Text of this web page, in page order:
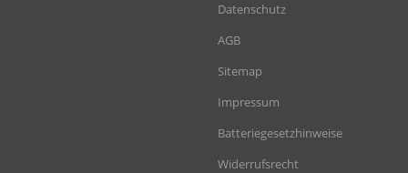
Datenschutz
AGB
Sitemap
Impressum
Batteriegesetzhinweise
Widerrufsrecht